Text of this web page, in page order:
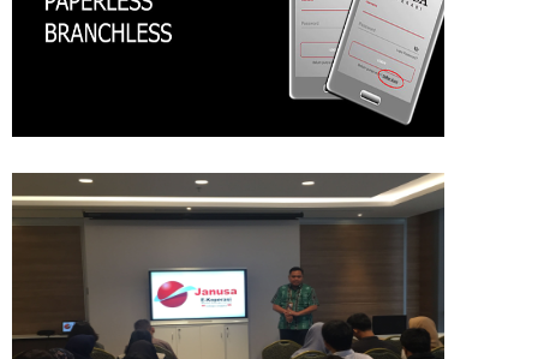
JANUSA MOBILE APPS
PENGENALAN JANUSA E-